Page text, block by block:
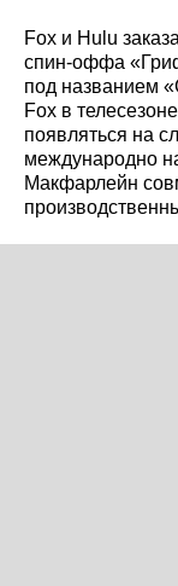
Fox и Hulu
спин-оффа
под названием
Fox в
появляться на
международно
Макфарлейн